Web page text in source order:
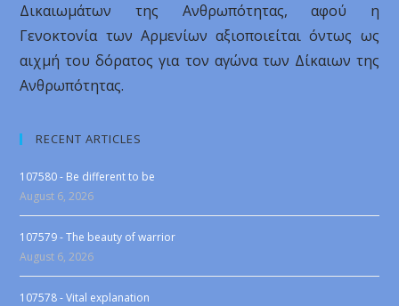
Δικαιωμάτων της Ανθρωπότητας, αφού η
Γενοκτονία των Αρμενίων αξιοποιείται όντως ως
αιχμή του δόρατος για τον αγώνα των Δίκαιων της
Ανθρωπότητας.
RECENT ARTICLES
107580 - Be different to be
August 6, 2026
107579 - The beauty of warrior
August 6, 2026
107578 - Vital explanation